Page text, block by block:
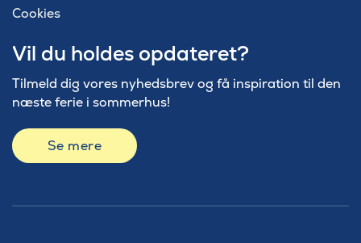
Cookies
Vil du holdes opdateret?
Tilmeld dig vores nyhedsbrev og få inspiration til den
næste ferie i sommerhus!
Se mere